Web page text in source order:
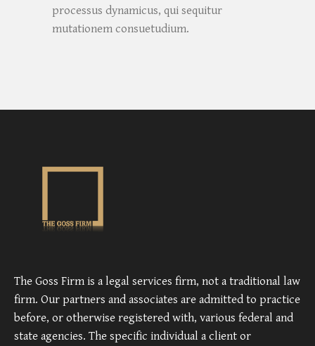
processus dynamicus, qui sequitur
mutationem consuetudium.
The Goss Firm is a legal services firm, not a traditional law
firm. Our partners and associates are admitted to practice
before, or otherwise registered with, various federal and
state agencies. The specific individual a client or